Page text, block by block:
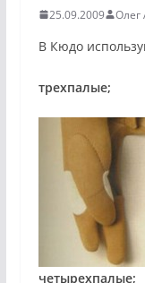
25.09.2009 Олег
В Кюдо
трехпалые;
четырехпалые;